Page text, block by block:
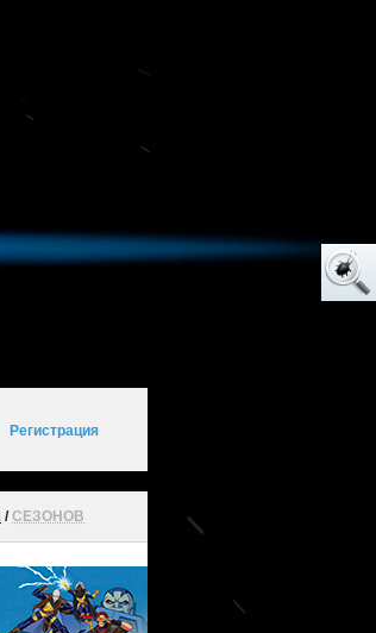
Регистрация
/СЕЗОНОВ